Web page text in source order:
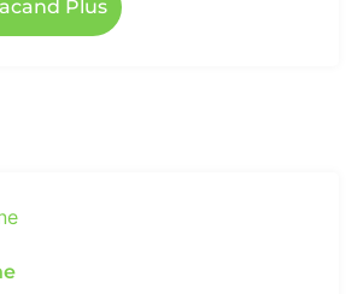
Plus